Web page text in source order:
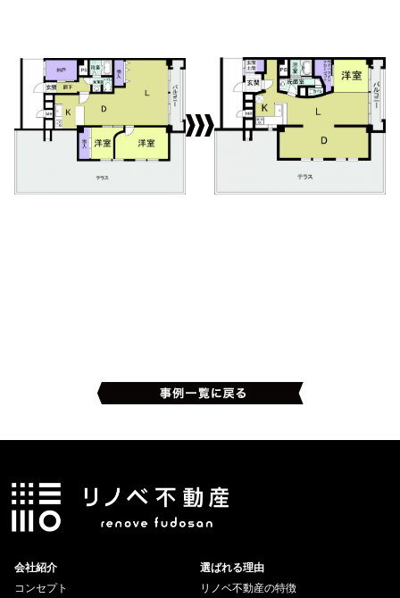
会社紹介
コンセプト
選ばれる理由
リノベ不動産の特徴